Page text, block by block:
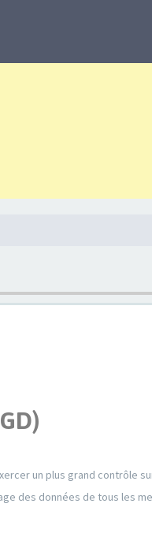
un plus grand contrôle
des données de tous les